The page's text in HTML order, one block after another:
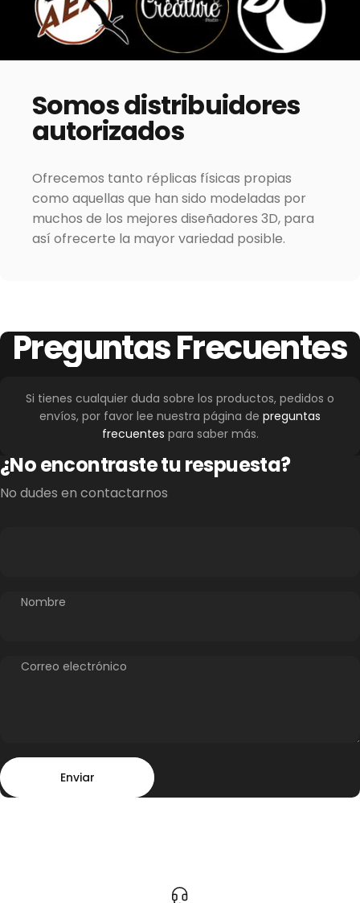
Somosdistribuidores
autorizados
Ofrecemos tanto réplicas físicas propias
como aquellas que han sido modeladas por
muchos de los mejores diseñadores 3D, para
así ofrecerte la mayor variedad posible.
PreguntasFrecuentes
Si tienes cualquier duda sobre los productos, pedidos o
envíos, por favor lee nuestra página de preguntas
frecuentes para saber más.
¿No encontraste tu respuesta?
No dudes en contactarnos
Nombre
Correo electrónico
Enviar
Enviar